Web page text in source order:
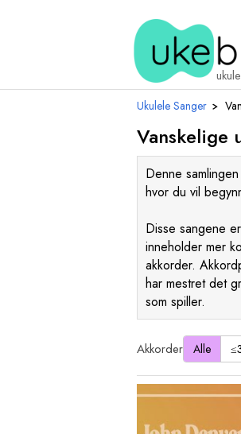
Ukulele Sanger ›
Vanskelige
Denne
hvor du vil
Disse sangene
inneholder mer
akkorder.
har mestret det
som spiller.
Akkorder Alle